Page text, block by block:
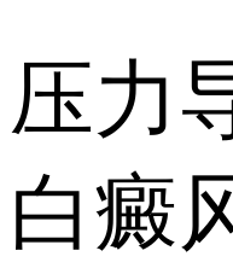
压力
白癜